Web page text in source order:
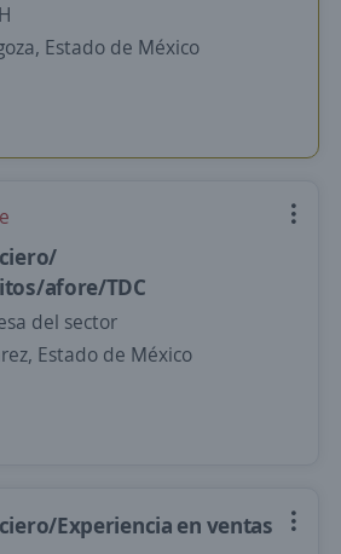
Estado de México
afore/TDC
del sector
Estado de México
Experiencia en ventas